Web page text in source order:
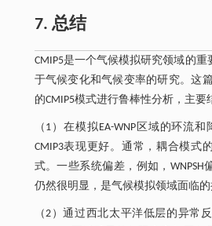
7. 总结
CMIP5是一个气候模拟研究领域的
于气候变化和气候变率的研究。这
的CMIP5模式进行鲁棒性分析，主要
（1）在模拟EA-WNP区域的环流
CMIP3表现更好。通常，耦合模式
式。一些系统偏差，例如，WNPSH
仍然很明显，是气候模拟领域面临的
（2）通过西北太平洋低层的异常反